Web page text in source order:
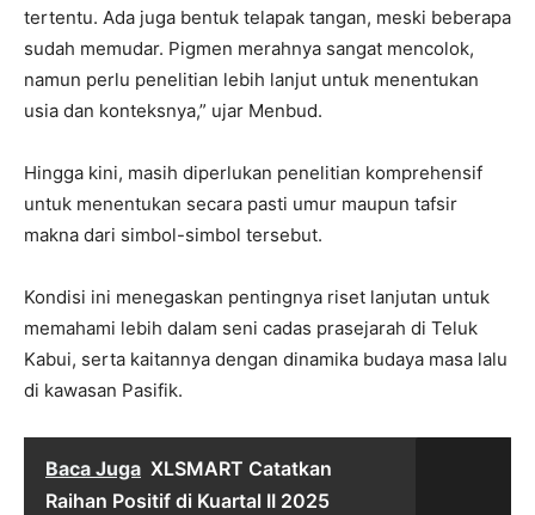
tertentu. Ada juga bentuk telapak tangan, meski beberapa
sudah memudar. Pigmen merahnya sangat mencolok,
namun perlu penelitian lebih lanjut untuk menentukan
usia dan konteksnya,” ujar Menbud.
Hingga kini, masih diperlukan penelitian komprehensif
untuk menentukan secara pasti umur maupun tafsir
makna dari simbol-simbol tersebut.
Kondisi ini menegaskan pentingnya riset lanjutan untuk
memahami lebih dalam seni cadas prasejarah di Teluk
Kabui, serta kaitannya dengan dinamika budaya masa lalu
di kawasan Pasifik.
Baca Juga XLSMART Catatkan
Raihan Positif di Kuartal II 2025